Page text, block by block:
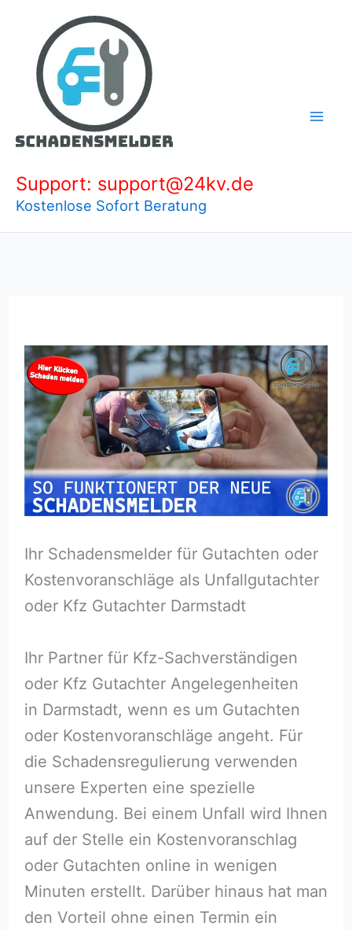
springen
Support: support@24kv.de
Kostenlose Sofort Beratung
Ihr Schadensmelder für Gutachten oder
Kostenvoranschläge als Unfallgutachter
oder Kfz Gutachter Darmstadt
Ihr Partner für Kfz-Sachverständigen
oder Kfz Gutachter Angelegenheiten
in Darmstadt, wenn es um Gutachten
oder Kostenvoranschläge angeht. Für
die Schadensregulierung verwenden
unsere Experten eine spezielle
Anwendung. Bei einem Unfall wird Ihnen
auf der Stelle ein Kostenvoranschlag
oder Gutachten online in wenigen
Minuten erstellt. Darüber hinaus hat man
den Vorteil ohne einen Termin ein